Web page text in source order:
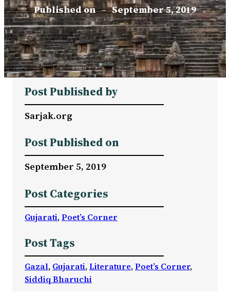
Published on – September 5, 2019
Post Published by
Sarjak.org
Post Published on
September 5, 2019
Post Categories
Gujarati, Poet’s Corner
Post Tags
Gazal, Gujarati, Literature, Poet’s Corner
Siddiq Bharuchi